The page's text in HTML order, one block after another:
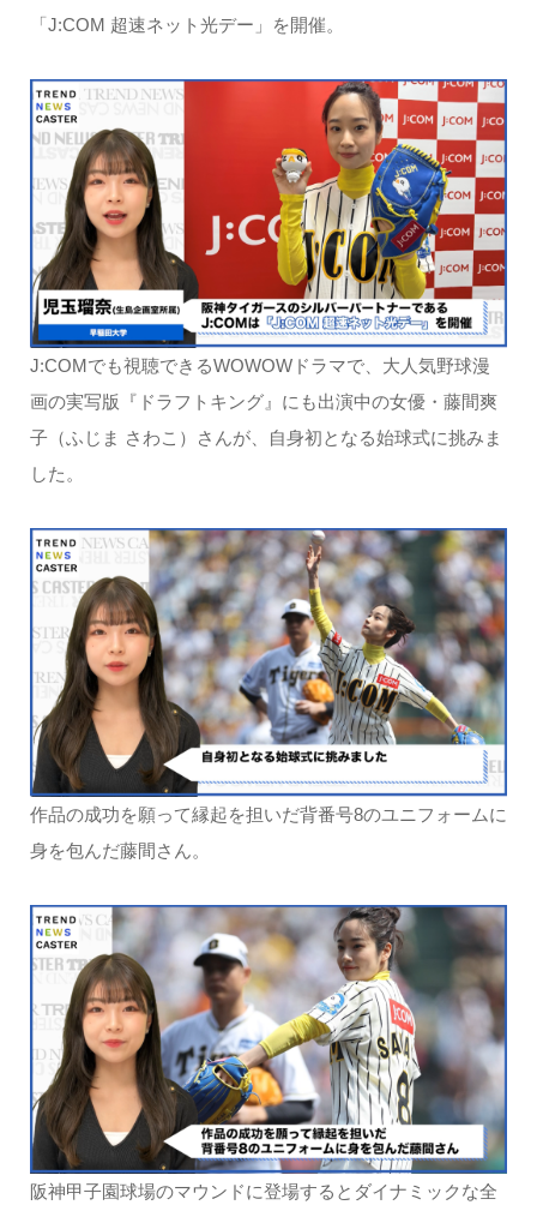
「J:COM 超速ネット光デー」を開催。
J:COMでも視聴できるWOWOWドラマで、大人気野球漫
画の実写版『ドラフトキング』にも出演中の女優・藤間爽
子（ふじま さわこ）さんが、自身初となる始球式に挑みま
した。
作品の成功を願って縁起を担いだ背番号8のユニフォームに
身を包んだ藤間さん。
阪神甲子園球場のマウンドに登場するとダイナミックな全